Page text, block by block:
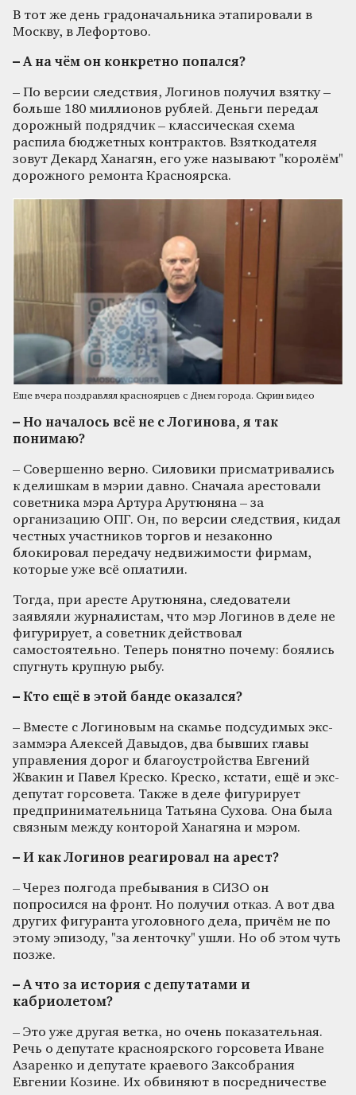
В тот же день градоначальника этапировали в
Москву, в Лефортово.
– А на чём он конкретно попался?
– По версии следствия, Логинов получил взятку –
больше 180 миллионов рублей. Деньги передал
дорожный подрядчик – классическая схема
распила бюджетных контрактов. Взяткодателя
зовут Декард Ханагян, его уже называют "королём"
дорожного ремонта Красноярска.
Еще вчера поздравлял красноярцев с Днем города. Скрин видео
– Но началось всё не с Логинова, я так
понимаю?
– Совершенно верно. Силовики присматривались
к делишкам в мэрии давно. Сначала арестовали
советника мэра Артура Арутюняна – за
организацию ОПГ. Он, по версии следствия, кидал
честных участников торгов и незаконно
блокировал передачу недвижимости фирмам,
которые уже всё оплатили.
Тогда, при аресте Арутюняна, следователи
заявляли журналистам, что мэр Логинов в деле не
фигурирует, а советник действовал
самостоятельно. Теперь понятно почему: боялись
спугнуть крупную рыбу.
– Кто ещё в этой банде оказался?
– Вместе с Логиновым на скамье подсудимых экс-
заммэра Алексей Давыдов, два бывших главы
управления дорог и благоустройства Евгений
Жвакин и Павел Креско. Креско, кстати, ещё и экс-
депутат горсовета. Также в деле фигурирует
предпринимательница Татьяна Сухова. Она была
связным между конторой Ханагяна и мэром.
– И как Логинов реагировал на арест?
– Через полгода пребывания в СИЗО он
попросился на фронт. Но получил отказ. А вот два
других фигуранта уголовного дела, причём не по
этому эпизоду, "за ленточку" ушли. Но об этом чуть
позже.
– А что за история с депутатами и
кабриолетом?
– Это уже другая ветка, но очень показательная.
Речь о депутате красноярского горсовета Иване
Азаренко и депутате краевого Заксобрания
Евгении Козине. Их обвиняют в посредничестве